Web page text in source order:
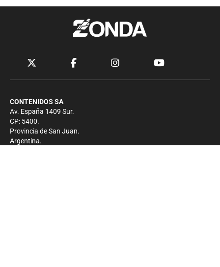
CONTENIDOS SA
Av. España 1409 Sur.
CP: 5400.
Provincia de San Juan.
Argentina.